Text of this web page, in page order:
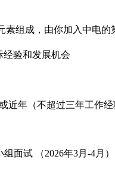
素组成，由你加入中电
经验和发展机会
年（不超过三年工作经
面试 （2026年3月-4月